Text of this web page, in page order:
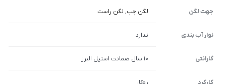
جهت لگن لگن چپ, لگن راست
نوار آب بندی ندارد
گارانتی 10 سال ضمانت استیل البرز